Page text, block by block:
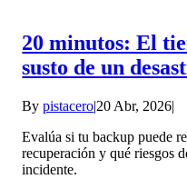
20 minutos: El
susto de un
Bypistacero|20 Abr, 2026|
Evalúa si tu backup puede
recuperación y qué riesgos
incidente.